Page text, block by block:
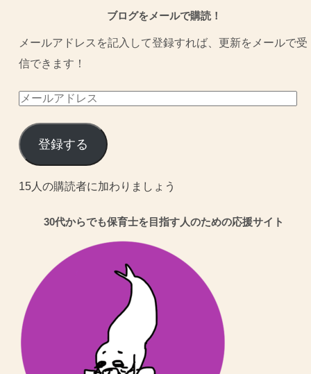
ブログをメールで購読！
メールアドレスを記入して登録すれば、更新をメールで受
信できます！
メ
ル
ア
ド
登録する
15人の購読者に加わりましょう
30代からでも保育士を目指す人のための応援サイト